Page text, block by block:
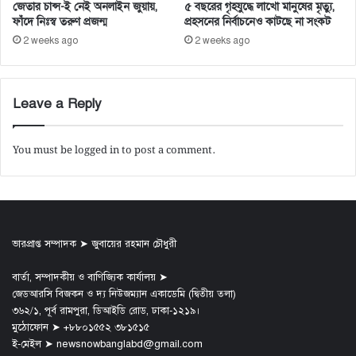
জেতার চান্স-ই নেই অনলাইন জুয়ায়,
ফাঁদে নিঃস্ব তরুণ প্রজন্ম
2 weeks ago
৫ বছরের গৃহযুদ্ধে লাখো মানুষের মৃত্যু,
প্রহসনের নির্বাচনেও কাটছে না সংকট
2 weeks ago
Leave a Reply
You must belogged into post a comment.
ভারপ্রাপ্ত সম্পাদক ➤ জুবায়ের রহমান চৌধুরী
বার্তা, সম্পাদকীয় ও বাণিজ্যিক কার্যালয় ➤
জেডআরসি বিজকন ও দ্য নিউজম্যান একাডেমি (দ্বিতীয় তলা)
৩৬২/১, পূর্ব রামপুরা, ডিআইডি রোড, ঢাকা-১২১৯।
মুঠোফোন ➤ +৮৮০১৫৫২ ৩৮১৫১৫
ই-মেইল ➤ newsnowbanglabd@gmail.com